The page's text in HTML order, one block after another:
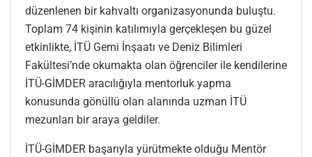
düzenlenen bir kahvaltı organizasyonunda buluştu.
Toplam 74 kişinin katılımıyla gerçekleşen bu güzel
etkinlikte, İTÜ Gemi İnşaatı ve Deniz Bilimleri
Fakültesi’nde okumakta olan öğrenciler ile kendilerine
İTÜ-GİMDER aracılığıyla mentorluk yapma
konusunda gönüllü olan alanında uzman İTÜ
mezunları bir araya geldiler.
İTÜ-GİMDER başarıyla yürütmekte olduğu Mentör